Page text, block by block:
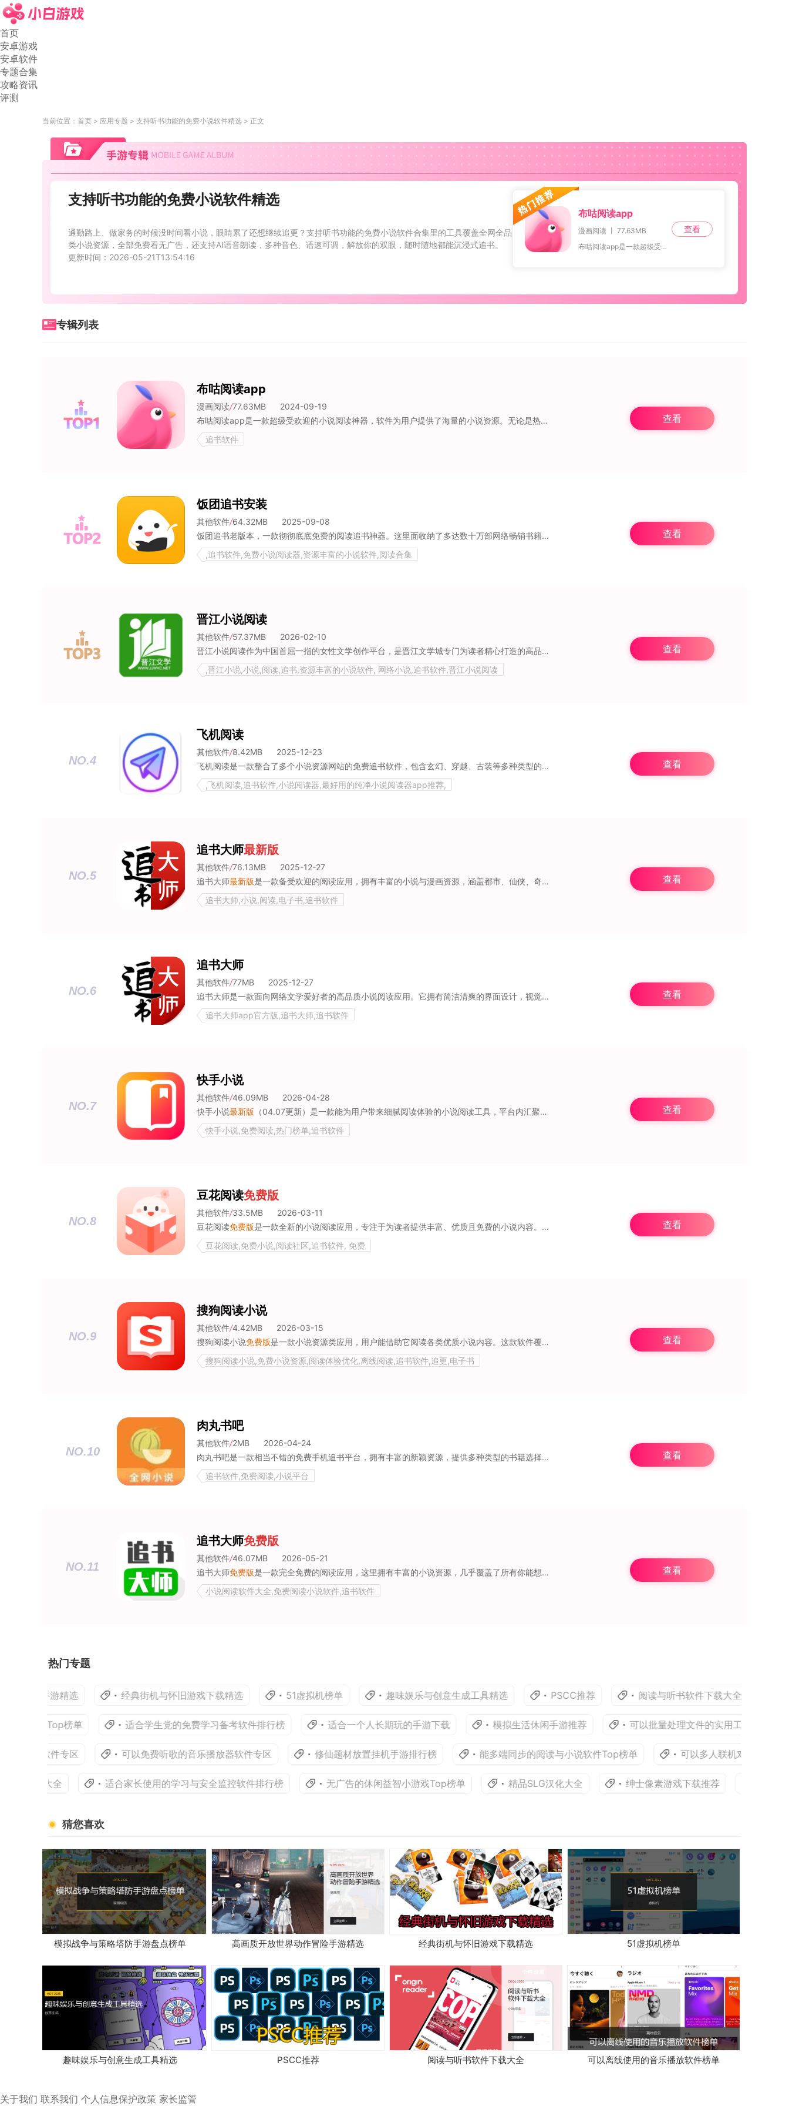
首页
安卓游戏
安卓软件
专题合集
攻略资讯
评测
当前位置： 首页 应用专题 支持听书功能的免费小说软件精选 正文
支持听书功能的免费小说软件精选
通勤路上、做家务的时候没时间看小说，眼睛累了还想继续追更？支持听书功能的免费小说软件合集里的工具覆盖全网全品
类小说资源，全部免费看无广告，还支持AI语音朗读，多种音色、语速可调，解放你的双眼，随时随地都能沉浸式追书。
更新时间：2026-05-21T13:54:16
布咕阅读app
漫画阅读 丨 77.63MB
布咕阅读app是一款超级受欢迎的小说阅读神器，软件为用户提供了海量的小说资源。无论是热门的网络小说、经典文学作品，还是最新的畅销书籍，用户都能在这里找到。而且，
查看
专辑列表
布咕阅读app
漫画阅读/77.63MB
2024-09-19
布咕阅读app是一款超级受欢迎的小说阅读神器，软件为用户提供了海量的小说资源。无论是热门的网络小说、经典文学作品，还是最新的畅销书籍，用户都能在这里找到。而且，
追书软件
查看
饭团追书安装
其他软件/64.32MB
2025-09-08
饭团追书老版本，一款彻彻底底免费的阅读追书神器。这里面收纳了多达数十万部网络畅销书籍，玄幻类、都市类、言情类、总裁类……形形色色的书籍应有尽有，无论你偏好哪种
,追书软件,免费小说阅读器,资源丰富的小说软件,阅读合集
查看
晋江小说阅读
其他软件/57.37MB
2026-02-10
晋江小说阅读作为中国首屈一指的女性文学创作平台，是晋江文学城专门为读者精心打造的高品质小说阅读软件。自2003年创立伊始，晋江文学城始终专注于原创网络文学领域的
,晋江小说,小说,阅读,追书,资源丰富的小说软件, 网络小说,追书软件,晋江小说阅读
查看
NO.4
飞机阅读
其他软件/8.42MB
2025-12-23
飞机阅读是一款整合了多个小说资源网站的免费追书软件，包含玄幻、穿越、古装等多种类型的作品。用户在软件里只需选择心仪的类别，就能轻松找到喜欢的小说，还能根据个人喜
,飞机阅读,追书软件,小说阅读器,最好用的纯净小说阅读器app推荐,
查看
NO.5
追书大师最新版
其他软件/76.13MB
2025-12-27
追书大师最新版是一款备受欢迎的阅读应用，拥有丰富的小说与漫画资源，涵盖都市、仙侠、奇幻、言情、穿越等多种类型，能够满足不同用户的阅读偏好，用户可依据自身喜好挑选
追书大师,小说,阅读,电子书,追书软件
查看
NO.6
追书大师
其他软件/77MB
2025-12-27
追书大师是一款面向网络文学爱好者的高品质小说阅读应用。它拥有简洁清爽的界面设计，视觉呈现十分舒适，各项功能布局直观明了，全程打扰。阅读时，用户能自主调整字体大小
追书大师app官方版,追书大师,追书软件
查看
NO.7
快手小说
其他软件/46.09MB
2026-04-28
快手小说最新版 （04.07更新）是一款能为用户带来细腻阅读体验的小说阅读工具，平台内汇聚了海量正版优质小说资源。2026年 最新版 的快手小说
快手小说,免费阅读,热门榜单,追书软件
查看
NO.8
豆花阅读免费版
其他软件/33.5MB
2026-03-11
豆花阅读免费版是一款全新的小说阅读应用，专注于为读者提供丰富、优质且免费的小说内容。凭借独特的功能特点与便捷的操作体验，该应用吸引了众多小说爱好者的目光。平台拥
豆花阅读,免费小说,阅读社区,追书软件, 免费
查看
NO.9
搜狗阅读小说
其他软件/4.42MB
2026-03-15
搜狗阅读小说免费版是一款小说资源类应用，用户能借助它阅读各类优质小说内容。这款软件覆盖了丰富多样的小说类型，可满足用户不同的阅读喜好，大家在软件里能找到最新、最
搜狗阅读小说,免费小说资源,阅读体验优化,离线阅读,追书软件,追更,电子书
查看
NO.10
肉丸书吧
其他软件/2MB
2026-04-24
肉丸书吧是一款相当不错的免费手机追书平台，拥有丰富的新颖资源，提供多种类型的书籍选择，能满足不同用户的阅读需求。用户可以随时随地在线阅读喜爱的小说，各类小说均支
追书软件,免费阅读,小说平台
查看
NO.11
追书大师免费版
其他软件/46.07MB
2026-05-21
追书大师免费版是一款完全免费的阅读应用，这里拥有丰富的小说资源，几乎覆盖了所有你能想到的小说类型。用户可以自由浏览海量小说，随意挑选自己感兴趣的作品。这款软件还
小说阅读软件大全,免费阅读小说软件,追书软件
查看
热门专题
险手游精选 经典街机与怀旧游戏下载精选 51虚拟机榜单 趣味娱乐与创意生成工具精选 PSCC推荐 阅读与听书软件下载大全
件Top榜单 适合学生党的免费学习备考软件排行榜 适合一个人长期玩的手游下载 模拟生活休闲手游推荐 可以批量处理文件的实用工具软件精选
育软件专区 可以免费听歌的音乐播放器软件专区 修仙题材放置挂机手游排行榜 能多端同步的阅读与小说软件Top榜单 可以多人联机对战的休闲竞技游
适合家长使用的学习与安全监控软件排行榜 无广告的休闲益智小游戏Top榜单 精品SLG汉化大全 绅士像素游戏下载推荐
猜您喜欢
模拟战争与策略塔防手游盘点榜单 高画质开放世界动作冒险手游精选 经典街机与怀旧游戏下载精选 51虚拟机榜单
趣味娱乐与创意生成工具精选 PSCC推荐 阅读与听书软件下载大全 可以离线使用的音乐播放软件榜单
关于我们 联系我们 个人信息保护政策 家长监管